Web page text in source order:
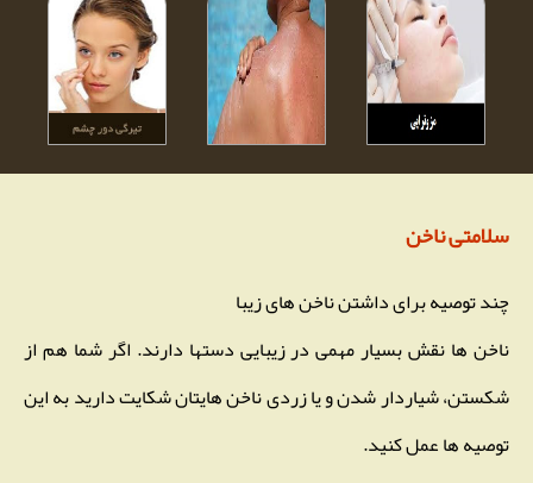
سلامتی ناخن
چند توصیه برای داشتن ناخن های زیبا
ناخن ها نقش بسیار مهمی در زیبایی دستها دارند. اگر شما هم از
شكستن، شیاردار شدن و یا زردی ناخن هایتان شكایت دارید به این
توصیه ها عمل كنید.